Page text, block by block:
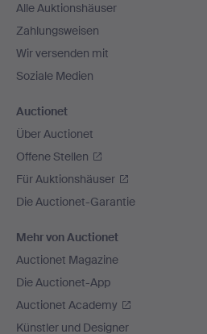
Alle Auktionshäuser
Zahlungsweisen
Wir versenden mit
Soziale Medien
Auctionet
Über Auctionet
Offene Stellen
Für Auktionshäuser
Die Auctionet-Garantie
Mehr von Auctionet
Auctionet Magazine
Die Auctionet-App
Auctionet Academy
Künstler und Designer